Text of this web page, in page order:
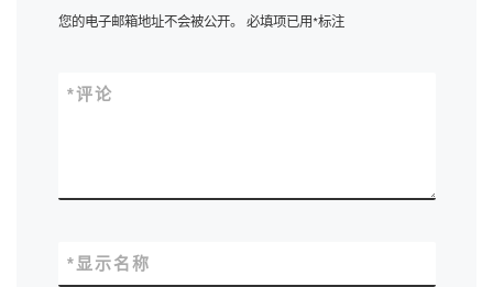
您的电子邮箱地址不会被公开。 必填项已用*标注
评论
*
显示名称
*